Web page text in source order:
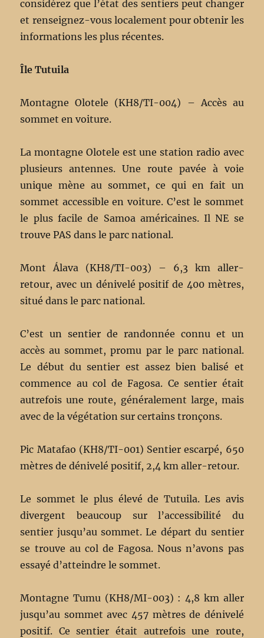
considérez que l’état des sentiers peut changer
et renseignez-vous localement pour obtenir les
informations les plus récentes.
Île Tutuila
Montagne Olotele (KH8/TI-004) – Accès au
sommet en voiture.
La montagne Olotele est une station radio avec
plusieurs antennes. Une route pavée à voie
unique mène au sommet, ce qui en fait un
sommet accessible en voiture. C’est le sommet
le plus facile de Samoa américaines. Il NE se
trouve PAS dans le parc national.
Mont Álava (KH8/TI-003) – 6,3 km aller-
retour, avec un dénivelé positif de 400 mètres,
situé dans le parc national.
C’est un sentier de randonnée connu et un
accès au sommet, promu par le parc national.
Le début du sentier est assez bien balisé et
commence au col de Fagosa. Ce sentier était
autrefois une route, généralement large, mais
avec de la végétation sur certains tronçons.
Pic Matafao (KH8/TI-001) Sentier escarpé, 650
mètres de dénivelé positif, 2,4 km aller-retour.
Le sommet le plus élevé de Tutuila. Les avis
divergent beaucoup sur l’accessibilité du
sentier jusqu’au sommet. Le départ du sentier
se trouve au col de Fagosa. Nous n’avons pas
essayé d’atteindre le sommet.
Montagne Tumu (KH8/MI-003) : 4,8 km aller
jusqu’au sommet avec 457 mètres de dénivelé
positif. Ce sentier était autrefois une route,